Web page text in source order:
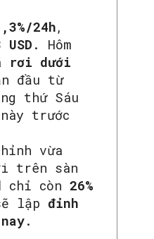
24h,
. Hôm
rơi dưới
đầu từ
thứ Sáu
trước
vừa
trên sàn
chỉ còn 26%
lập đỉnh
.